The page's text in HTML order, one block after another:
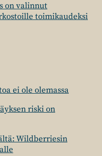
on valinnut
toimikaudeksi
ei ole olemassa
riski on
Wildberriesin